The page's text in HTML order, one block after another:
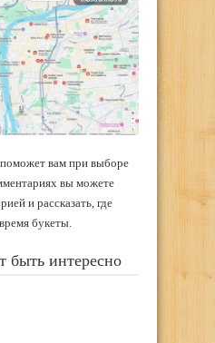
вам при выборе
вы можете
и рассказать, где
букеты.
быть интересно